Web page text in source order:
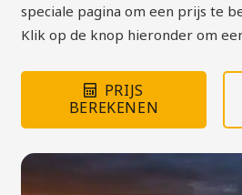
speciale pagina om een prijs te
Klik op de knop hieronder om
PRIJS
BEREKENEN